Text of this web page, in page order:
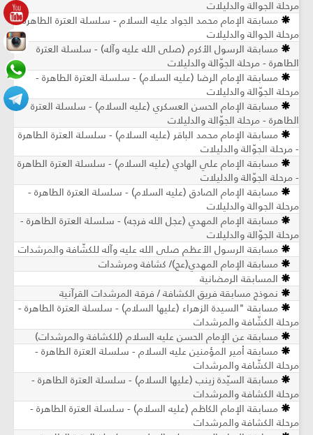
مرحلة الجوالة والدليلات
مسابقة الإمام محمد الجواد عليه السلام - سلسلة العترة الطاهرة -
مرحلة الجوالة والدليلات
مسابقة الرسول الأكرم (صلى الله عليه وآله) - سلسلة العترة
الطاهرة - مرحلة الجوّالة والدليلات
مسابقة الإمام الرضا (عليه السلام) - سلسلة العترة الطاهرة -
مرحلة الجوّالة والدليلات
مسابقة الإمام الحسن العسكري (عليه السلام) - سلسلة العترة
الطاهرة - مرحلة الجوّالة والدليلات
مسابقة الإمام محمد الباقر (عليه السلام) - سلسلة العترة الطاهرة
- مرحلة الجوّالة والدليلات
مسابقة الإمام علي الهادي (عليه السلام) - سلسلة العترة الطاهرة
- مرحلة الجوّالة والدليلات
مسابقة الإمام الصادق (عليه السلام) - سلسلة العترة الطاهرة -
مرحلة الجوالة والدليلات
مسابقة الإمام المهدي (عجل الله فرجه) - سلسلة العترة الطاهرة -
مرحلة الجوّالة والدليلات
مسابقة الرسول الأعظم صلى الله عليه وآله للكشّافة والمرشدات
مسابقة الإمام المهدي(عج)/ كشافة ومرشدات
المسابقة الرمضانية
نموذج مسابقة فريق الكشافة / فرقة المرشدات القرآنية
مسابقة "السيدة الزهراء (عليها السلام) - سلسلة العترة الطاهرة -
مرحلة الكشّافة والمرشدات
مسابقة عن الإمام الحسن عليه السلام (للكشافة والمرشدات)
مسابقة أمير المؤمنين عليه السلام - سلسلة العترة الطاهرة -
مرحلة الكشّافة والمرشدات
مسابقة السيّدة زينب (عليها السلام) - سلسلة العترة الطاهرة -
مرحلة الكشافة والمرشدات
مسابقة الإمام الكاظم (عليه السلام) - سلسلة العترة الطاهرة -
مرحلة الكشافة والمرشدات